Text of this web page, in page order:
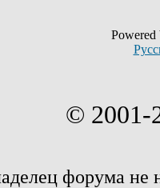
© 2001-
форума не